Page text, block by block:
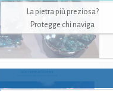
La pietra più preziosa?
Protegge chi naviga